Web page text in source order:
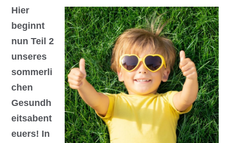
Hier
beginnt
nun Teil 2
unseres
sommerli
chen
Gesundh
eitsabent
euers! In